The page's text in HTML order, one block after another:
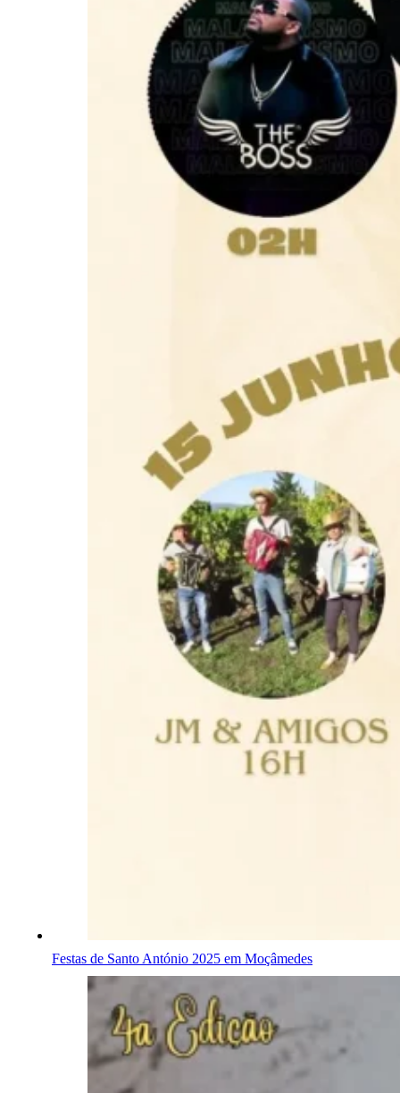
Festas de Santo António 2025 em Moçâmedes